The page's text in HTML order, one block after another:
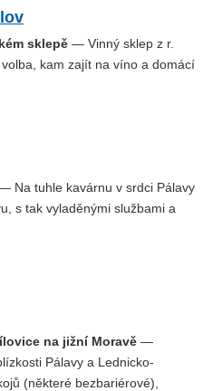
sklepě — Vinný sklep z r.
kam zajít na víno a domácí
Na tuhle kavárnu v srdci Pálavy
s tak vyladěnými službami a
na jižní Moravě —
Pálavy a Lednicko-
(některé bezbariérové),